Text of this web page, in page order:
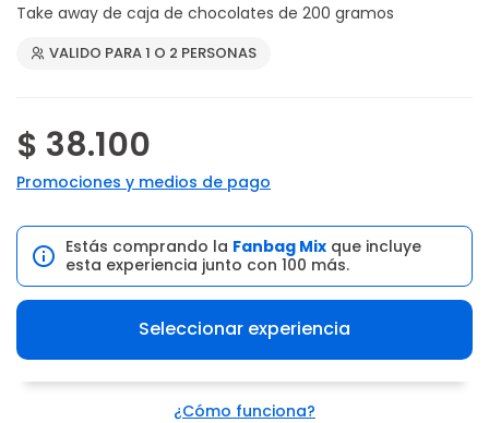
Take away de caja de chocolates de 200 gramos
VALIDO PARA 1 O 2 PERSONAS
$ 38.100
Promociones y medios de pago
Estás comprando la Fanbag Mix que incluye
esta experiencia junto con 100 más.
Seleccionar experiencia
¿Cómo funciona?